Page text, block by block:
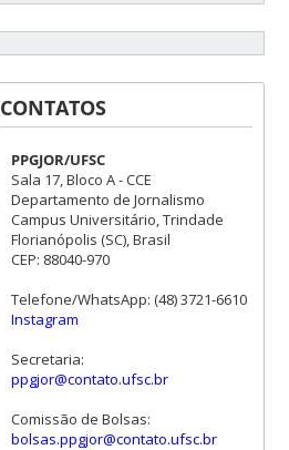
CONTATOS
PPGJOR/UFSC
Sala 17, Bloco A - CCE
Departamento de Jornalismo
Campus Universitário, Trindade
Florianópolis (SC), Brasil
CEP: 88040-970
Telefone/WhatsApp: (48) 3721-6610
Instagram
Secretaria:
ppgjor@contato.ufsc.br
Comissão de Bolsas:
bolsas.ppgjor@contato.ufsc.br